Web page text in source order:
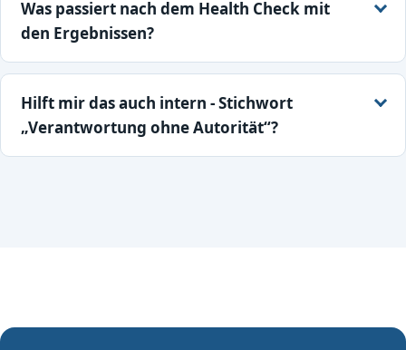
Was passiert nach dem Health Check mit
den Ergebnissen?
Hilft mir das auch intern - Stichwort
„Verantwortung ohne Autorität“?